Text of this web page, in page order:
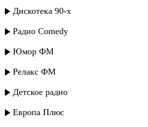
Дискотека 90-х
Радио Comedy
Юмор ФМ
Релакс ФМ
Детское радио
Европа Плюс